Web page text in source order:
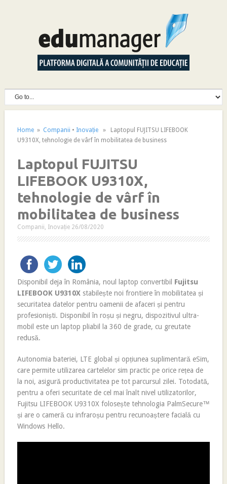
Home» Companii • Inovație» Laptopul FUJITSU LIFEBOOK
U9310X, tehnologie de vârf în mobilitatea de business
Laptopul FUJITSU
LIFEBOOK U9310X,
tehnologie de vârf în
mobilitatea de business
Companii, Inovație 26/08/2020
Disponibil deja în România, noul laptop convertibil Fujitsu
LIFEBOOK U9310Xstabilește noi frontiere în mobilitatea și
securitatea datelor pentru oamenii de afaceri și pentru
profesioniști. Disponibil în roșu și negru, dispozitivul ultra-
mobil este un laptop pliabil la 360 de grade, cu greutate
redusă.
Autonomia bateriei, LTE global și opțiunea suplimentară eSim,
care permite utilizarea cartelelor sim practic pe orice rețea de
la noi, asigură productivitatea pe tot parcursul zilei. Totodată,
pentru a oferi securitate de cel mai înalt nivel utilizatorilor,
Fujitsu LIFEBOOK U9310X folosește tehnologia PalmSecure™
și are o cameră cu infraroșu pentru recunoaștere facială cu
Windows Hello.